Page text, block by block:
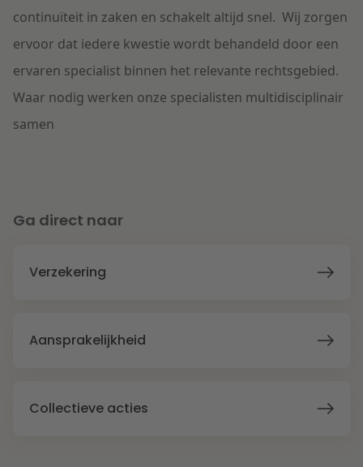
continuïteit in zaken en schakelt altijd snel. Wij zorgen
ervoor dat iedere kwestie wordt behandeld door een
ervaren specialist binnen het relevante rechtsgebied.
Waar nodig werken onze specialisten multidisciplinair
samen
Ga direct naar
Verzekering
Aansprakelijkheid
Collectieve acties